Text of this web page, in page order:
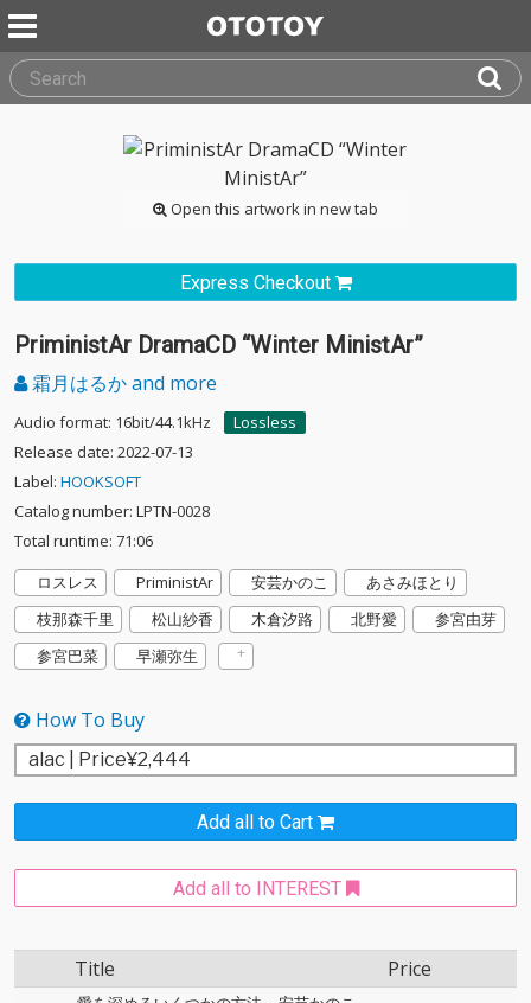
Open this artwork in new tab
Express Checkout
PriministAr DramaCD “Winter MinistAr”
霜月はるか and more
Audio format: 16bit/44.1kHz
Lossless
Release date: 2022-07-13
Label: HOOKSOFT
Catalog number: LPTN-0028
Total runtime: 71:06
ロスレス
PriministAr 安芸かのこ
あさみほとり
枝那森千里
松山紗香 木倉汐路 北野愛
参宮由芽
参宮巴菜
早瀬弥生
How To Buy
Add all to Cart
Add all to INTEREST
Title Price